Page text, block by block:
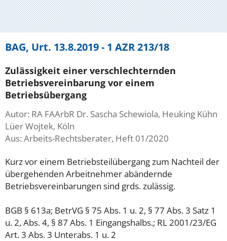
BAG, Urt. 13.8.2019 - 1 AZR 213/18
Zulässigkeit einer verschlechternden
Betriebsvereinbarung vor einem
Betriebsübergang
Autor: RA FAArbR Dr. Sascha Schewiola, Heuking Kühn
Lüer Wojtek, Köln
Aus: Arbeits-Rechtsberater, Heft 01/2020
Kurz vor einem Betriebsteilübergang zum Nachteil der
übergehenden Arbeitnehmer abändernde
Betriebsvereinbarungen sind grds. zulässig.
BGB § 613a; BetrVG § 75 Abs. 1 u. 2, § 77 Abs. 3 Satz 1
u. 2, Abs. 4, § 87 Abs. 1 Eingangshalbs.; RL 2001/23/EG
Art. 3 Abs. 3 Unterabs. 1 u. 2